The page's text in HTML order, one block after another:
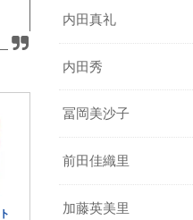
内田真礼
内田秀
冨岡美沙子
前田佳織里
加藤英美里